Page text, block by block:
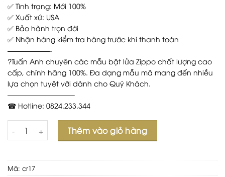
✅ Tình trạng: Mới 100%
✅ Xuất xứ: USA
✅ Bảo hành trọn đời
✅ Nhận hàng kiểm tra hàng trước khi thanh toán
——————-
?Tuấn Anh chuyên các mẫu bật lửa Zippo chất lượng cao
cấp, chính hãng 100%. Đa dạng mẫu mã mang đến nhiều
lựa chọn tuyệt vời dành cho Quý Khách.
—————————–
☎ Hotline: 0824.233.344
Số lượng Thêm vào giỏ hàng
Mã: cr17